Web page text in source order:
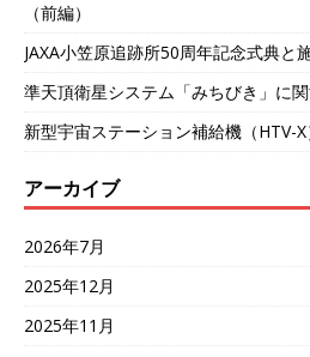
（前編）
JAXA小笠原追跡所50周年記念式典と
準天頂衛星システム「みちびき」に
新型宇宙ステーション補給機（
アーカイブ
2026年7月
2025年12月
2025年11月